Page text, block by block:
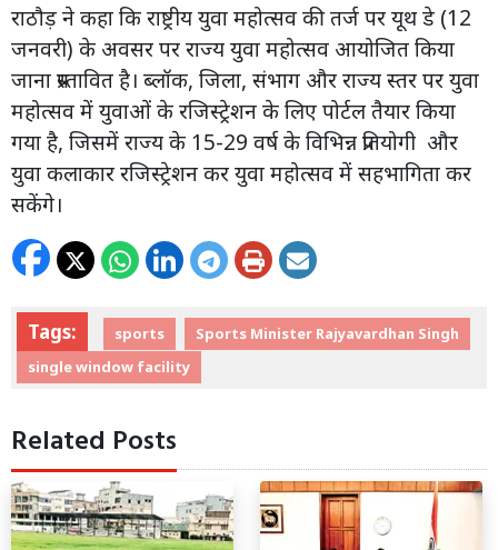
राठौड़ ने कहा कि राष्ट्रीय युवा महोत्सव की तर्ज पर यूथ डे (12
जनवरी) के अवसर पर राज्य युवा महोत्सव आयोजित किया
जाना प्रस्तावित है। ब्लॉक, जिला, संभाग और राज्य स्तर पर युवा
महोत्सव में युवाओं के रजिस्ट्रेशन के लिए पोर्टल तैयार किया
गया है, जिसमें राज्य के 15-29 वर्ष के विभिन्न प्रतियोगी और
युवा कलाकार रजिस्ट्रेशन कर युवा महोत्सव में सहभागिता कर
सकेंगे।
Tags: sports
Sports Minister Rajyavardhan Singh
single window facility
Related Posts